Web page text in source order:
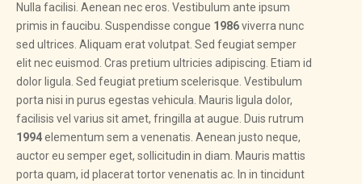
Nulla facilisi. Aenean nec eros. Vestibulum ante ipsum
primis in faucibu. Suspendisse congue 1986viverra nunc
sed ultrices. Aliquam erat volutpat. Sed feugiat semper
elit nec euismod. Cras pretium ultricies adipiscing. Etiam id
dolor ligula. Sed feugiat pretium scelerisque. Vestibulum
porta nisi in purus egestas vehicula. Mauris ligula dolor,
facilisis vel varius sit amet, fringilla at augue. Duis rutrum
1994elementum sem a venenatis. Aenean justo neque,
auctor eu semper eget, sollicitudin in diam. Mauris mattis
porta quam, id placerat tortor venenatis ac. In in tincidunt